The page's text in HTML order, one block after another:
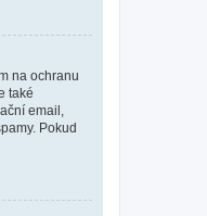
na ochranu
také
email,
Pokud